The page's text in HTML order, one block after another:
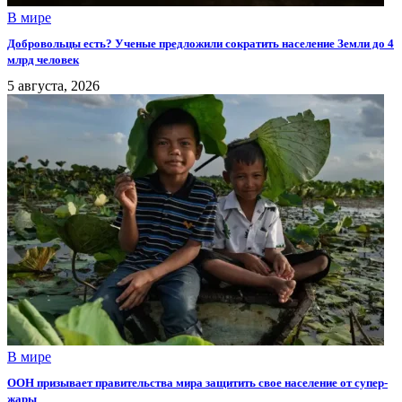
В мире
Добровольцы есть? Ученые предложили сократить население Земли до 4
млрд человек
5 августа, 2026
В мире
ООН призывает правительства мира защитить свое население от супер-
жары